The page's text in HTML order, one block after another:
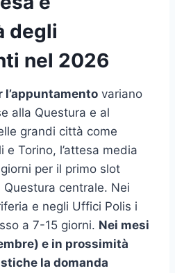
degli
nel 2026
variano
alla Questura e al
grandi città come
e Torino, l’attesa media
per il primo slot
centrale. Nei
e negli Uffici Polis i
a 7-15 giorni. Nei mesi
e in prossimità
la domanda